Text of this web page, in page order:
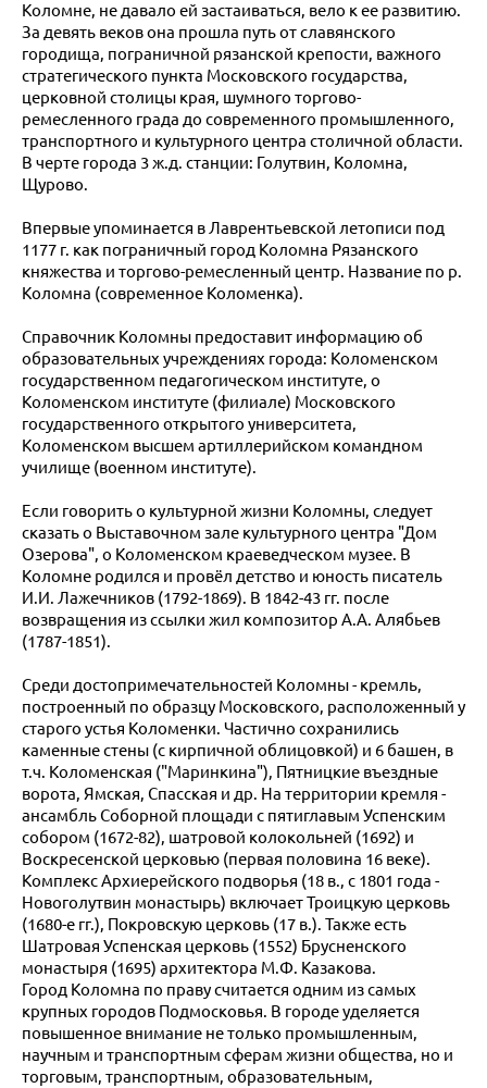
Коломне, не давало ей застаиваться, вело к ее развитию.
За девять веков она прошла путь от славянского
городища, пограничной рязанской крепости, важного
стратегического пункта Московского государства,
церковной столицы края, шумного торгово-
ремесленного града до современного промышленного,
транспортного и культурного центра столичной области.
В черте города 3 ж.д. станции: Голутвин, Коломна,
Щурово.
Впервые упоминается в Лаврентьевской летописи под
1177 г. как пограничный город Коломна Рязанского
княжества и торгово-ремесленный центр. Название по р.
Коломна (современное Коломенка).
Справочник Коломны предоставит информацию об
образовательных учреждениях города: Коломенском
государственном педагогическом институте, о
Коломенском институте (филиале) Московского
государственного открытого университета,
Коломенском высшем артиллерийском командном
училище (военном институте).
Если говорить о культурной жизни Коломны, следует
сказать о Выставочном зале культурного центра "Дом
Озерова", о Коломенском краеведческом музее. В
Коломне родился и провёл детство и юность писатель
И.И. Лажечников (1792-1869). В 1842-43 гг. после
возвращения из ссылки жил композитор А.А. Алябьев
(1787-1851).
Среди достопримечательностей Коломны - кремль,
построенный по образцу Московского, расположенный у
старого устья Коломенки. Частично сохранились
каменные стены (с кирпичной облицовкой) и 6 башен, в
т.ч. Коломенская ("Маринкина"), Пятницкие въездные
ворота, Ямская, Спасская и др. На территории кремля -
ансамбль Соборной площади с пятиглавым Успенским
собором (1672-82), шатровой колокольней (1692) и
Воскресенской церковью (первая половина 16 веке).
Комплекс Архиерейского подворья (18 в., с 1801 года -
Новоголутвин монастырь) включает Троицкую церковь
(1680-е гг.), Покровскую церковь (17 в.). Также есть
Шатровая Успенская церковь (1552) Брусненского
монастыря (1695) архитектора М.Ф. Казакова.
Город Коломна по праву считается одним из самых
крупных городов Подмосковья. В городе уделяется
повышенное внимание не только промышленным,
научным и транспортным сферам жизни общества, но и
торговым, транспортным, образовательным,